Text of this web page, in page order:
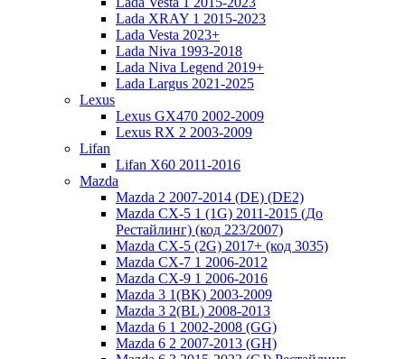
Lada XRAY 1 2015-2023
Lada Vesta 2023+
Lada Niva 1993-2018
Lada Niva Legend 2019+
Lada Largus 2021-2025
Lexus
Lexus GX470 2002-2009
Lexus RX 2 2003-2009
Lifan
Lifan X60 2011-2016
Mazda
Mazda 2 2007-2014 (DE) (DE2)
Mazda CX-5 1 (1G) 2011-2015 (До
Рестайлинг) (код 223/2007)
Mazda CX-5 (2G) 2017+ (код 3035)
Mazda CX-7 1 2006-2012
Mazda CX-9 1 2006-2016
Mazda 3 1(BK) 2003-2009
Mazda 3 2(BL) 2008-2013
Mazda 6 1 2002-2008 (GG)
Mazda 6 2 2007-2013 (GH)